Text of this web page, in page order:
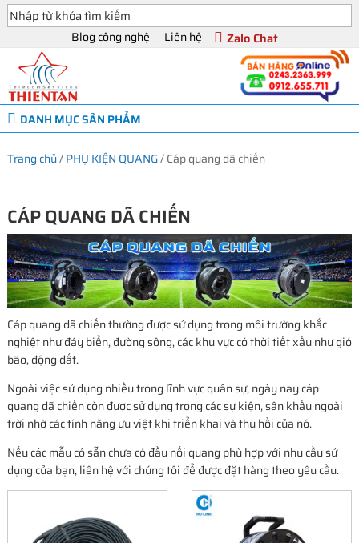
Blog công nghệ Liên hệ Zalo Chat
DANH MỤC SẢN PHẨM
Trang chủ/PHỤ KIỆN QUANG/Cáp quang dã chiến
CÁP QUANG DÃ CHIẾN
Cáp quang dã chiến thường được sử dụng trong môi trường khắc
nghiệt như đáy biển, đường sông, các khu vực có thời tiết xấu như gió
bão, động đất.
Ngoài việc sử dụng nhiều trong lĩnh vực quân sự, ngày nay cáp
quang dã chiến còn được sử dụng trong các sự kiện, sân khấu ngoài
trời nhờ các tính năng ưu việt khi triển khai và thu hồi của nó.
Nếu các mẫu có sẵn chưa có đầu nối quang phù hợp với nhu cầu sử
dụng của bạn, liên hệ với chúng tôi để được đặt hàng theo yêu cầu.